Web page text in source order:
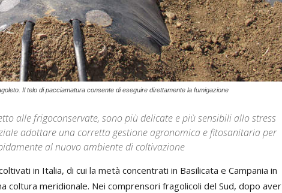
Il telo di pacciamatura consente di eseguire direttamente la fumigazione
alle frigoconservate, sono più delicate e più sensibili allo stress
adottare una corretta gestione agronomica e fitosanitaria per
al nuovo ambiente di coltivazione
in Italia, di cui la metà concentrati in Basilicata e Campania in
coltura meridionale. Nei comprensori fragolicoli del Sud, dopo aver